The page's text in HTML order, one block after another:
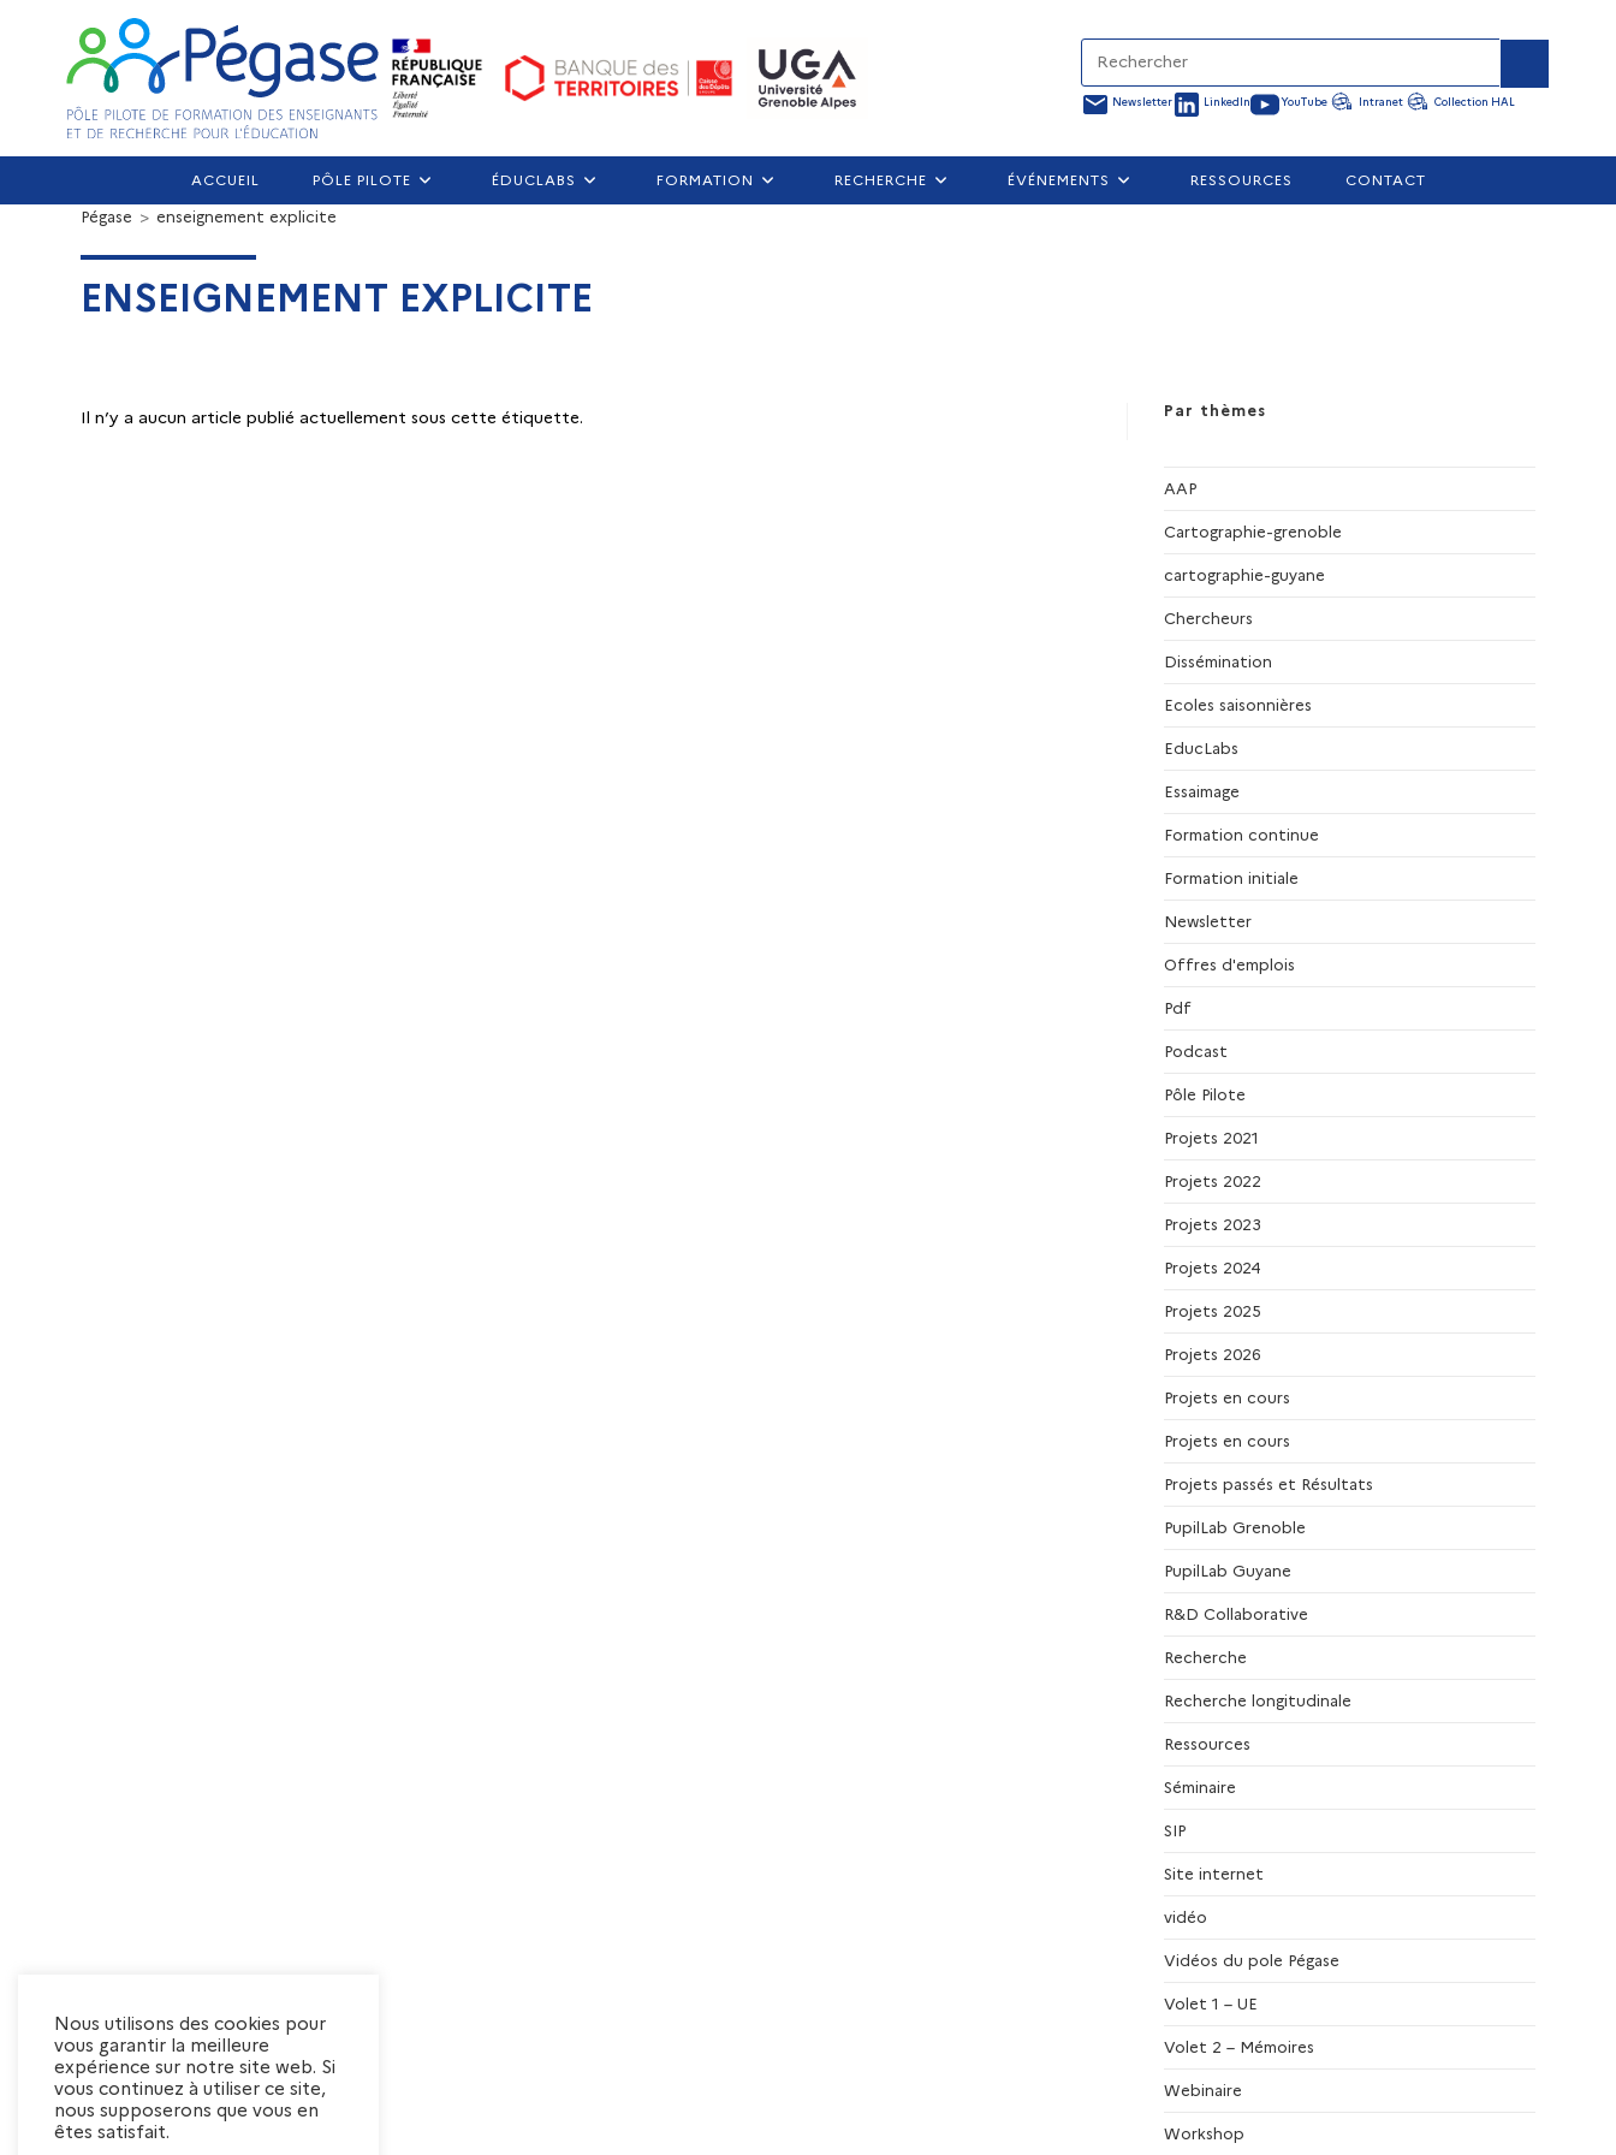
Newsletter LinkedIn YouTube Intranet Collection HAL
ACCUEIL PÔLE PILOTE ÉDUCLABS FORMATION RECHERCHE ÉVÉNEMENTS RESSOURCES CONTACT
ENSEIGNEMENT EXPLICITE
Pégase > enseignement explicite
Il n’y a aucun article publié actuellement sous cette étiquette. Par thèmes
AAP
Cartographie-grenoble
cartographie-guyane
Chercheurs
Dissémination
Ecoles saisonnières
EducLabs
Essaimage
Formation continue
Formation initiale
Newsletter
Offres d'emplois
Pdf
Podcast
Pôle Pilote
Projets 2021
Projets 2022
Projets 2023
Projets 2024
Projets 2025
Projets 2026
Projets en cours
Projets en cours
Projets passés et Résultats
PupilLab Grenoble
PupilLab Guyane
R&D Collaborative
Recherche
Recherche longitudinale
Ressources
Séminaire
SIP
Site internet
vidéo
Vidéos du pole Pégase
Volet 1 – UE
Volet 2 – Mémoires
Webinaire
Workshop
Nous utilisons des cookies pour
vous garantir la meilleure
expérience sur notre site web. Si
vous continuez à utiliser ce site,
nous supposerons que vous en
êtes satisfait.